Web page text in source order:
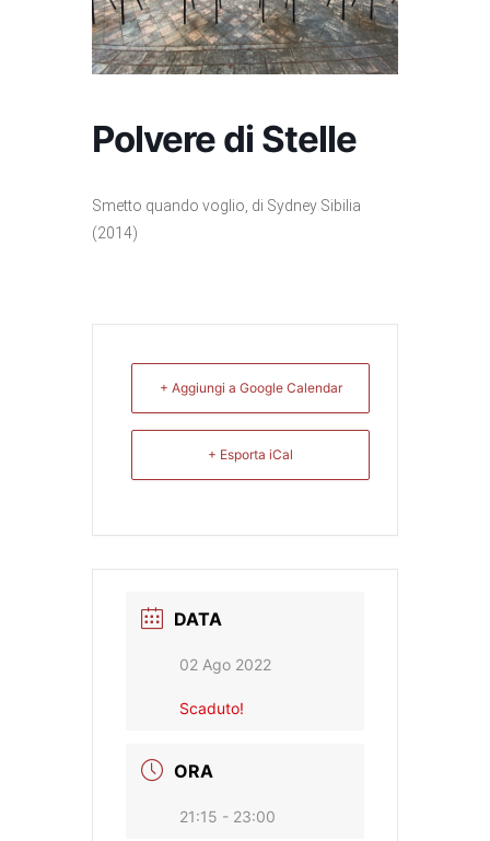
Polvere di Stelle
Smetto quando voglio, di Sydney Sibilia
(2014)
+ Aggiungi a Google Calendar
+ Esporta iCal
DATA
02 Ago 2022
Scaduto!
ORA
21:15 - 23:00